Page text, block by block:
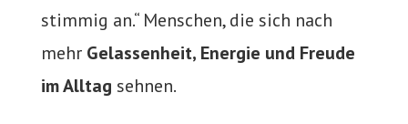
stimmig an.“ Menschen, die sich nach
mehr Gelassenheit, Energie und Freude
im Alltag sehnen.